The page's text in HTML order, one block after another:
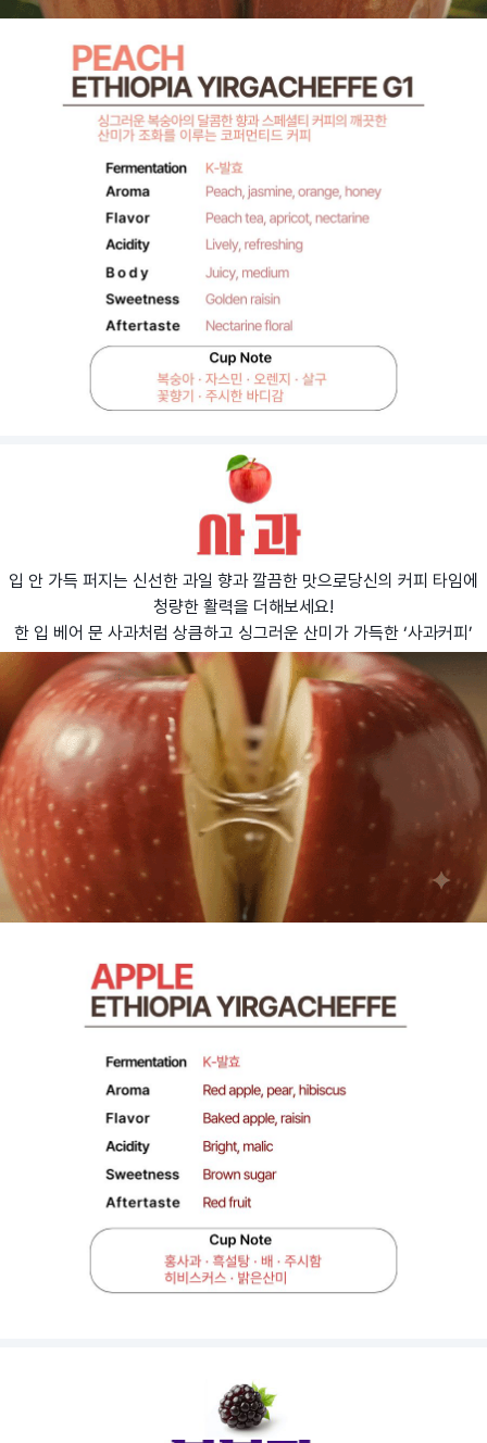
입 안 가득 퍼지는 신선한 과일 향과 깔끔한 맛으로당신의 커피 타임에
청량한 활력을 더해보세요!
한 입 베어 문 사과처럼 상큼하고 싱그러운 산미가 가득한 ‘사과커피’